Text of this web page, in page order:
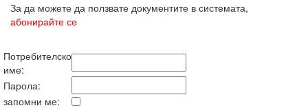
За да можете да ползвате документите в системата,
абонирайте се
Потребителско
име:
Парола:
запомни ме: